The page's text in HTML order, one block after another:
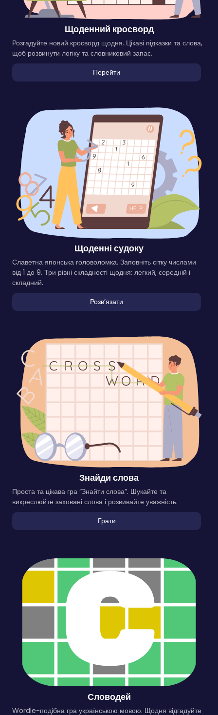
Щоденний кросворд
Розгадуйте новий кросворд щодня. Цікаві підказки та слова,
щоб розвинути логіку та словниковий запас.
Перейти
Щоденні судоку
Славетна японська головоломка. Заповніть сітку числами
від 1 до 9. Три рівні складності щодня: легкий, середній і
складний.
Розвʼязати
Знайди слова
Проста та цікава гра “Знайти слова”. Шукайте та
викреслюйте заховані слова і розвивайте уважність.
Грати
Словодей
Wordle-подібна гра українською мовою. Щодня відгадуйте